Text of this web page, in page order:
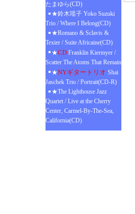
たまゆら(CD)
★鈴木瑶子 Yoko Suzuki
Trio / Where I Belong(CD)
★Romano & Sclavis &
Texier / Suite Africaine(CD)
★CD Franklin Kiermyer /
Scatter The Atoms That Remain
★NYギタートリオ Shai
Jaschek Trio / Portrait(CD-R)
★The Lighthouse Jazz
Quartet / Live at the Cherry
Center, Carmel-By-The-Sea,
California(CD)